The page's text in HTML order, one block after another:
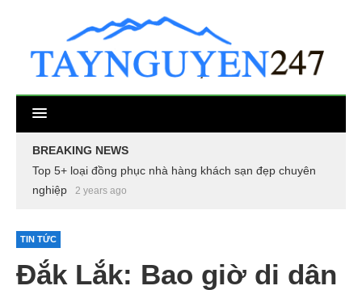
BREAKING NEWS
Top 5+ loại đồng phục nhà hàng khách sạn đẹp chuyên
nghiệp
2 years ago
TIN TỨC
Đắk Lắk: Bao giờ di dân